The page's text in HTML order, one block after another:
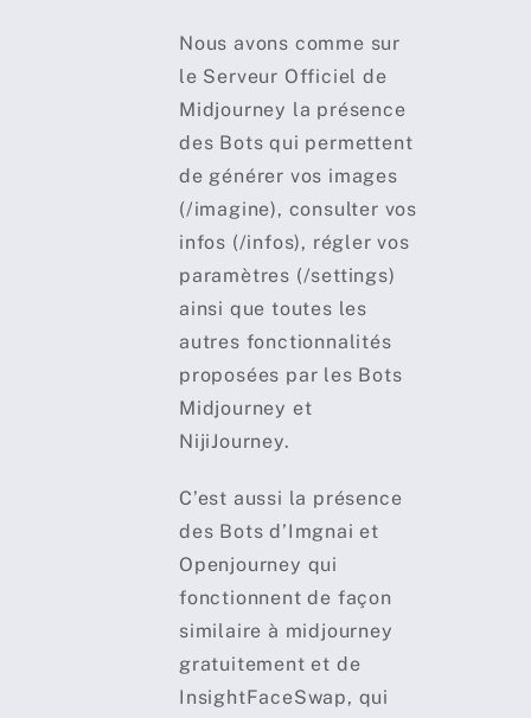
Nous avons comme sur
le Serveur Officiel de
Midjourney la présence
des Bots qui permettent
de générer vos images
(/imagine), consulter vos
infos (/infos), régler vos
paramètres (/settings)
ainsi que toutes les
autres fonctionnalités
proposées par les Bots
Midjourney et
NijiJourney.
C’est aussi la présence
des Bots d’Imgnai et
Openjourney qui
fonctionnent de façon
similaire à midjourney
gratuitement et de
InsightFaceSwap, qui